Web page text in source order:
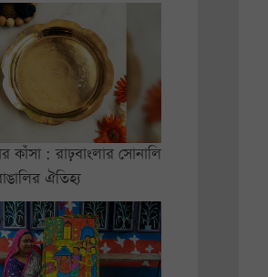
কাঁসা : রাঢ়বাংলার সোনালি
ঐতিহ্য